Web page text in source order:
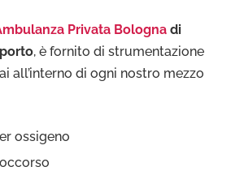
Privata Bologna di
, è fornito di strumentazione
all’interno di ogni nostro mezzo
ossigeno